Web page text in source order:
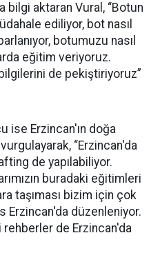
bilgi aktaran Vural, “Botun
ediliyor, bot nasıl
botumuzu nasıl
eğitim veriyoruz.
de pekiştiriyoruz”
ise Erzincan'ın doğa
“Erzincan'da
de yapılabiliyor.
buradaki eğitimleri
taşıması bizim için çok
Erzincan'da düzenleniyor.
de Erzincan'da